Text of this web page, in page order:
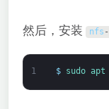
然后，安装 nfs -
1 $ sudo apt